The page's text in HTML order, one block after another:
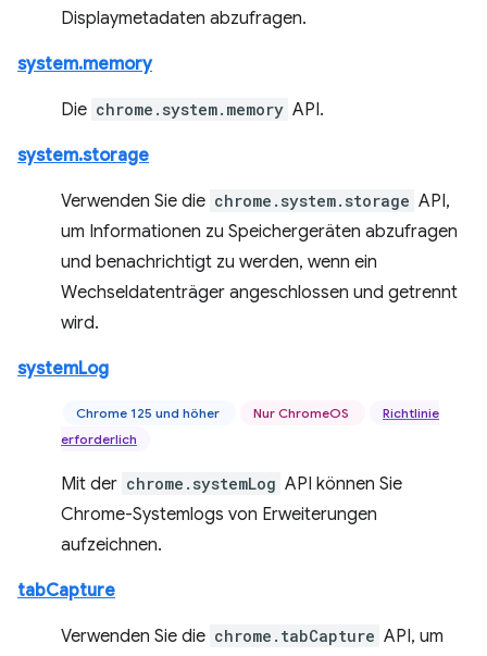
Displaymetadaten abzufragen.
system.memory
Die chrome.system.memory API.
system.storage
Verwenden Sie die chrome.system.storage API,
um Informationen zu Speichergeräten abzufragen
und benachrichtigt zu werden, wenn ein
Wechseldatenträger angeschlossen und getrennt
wird.
systemLog
Chrome 125 und höher Nur ChromeOS
Richtlinie
erforderlich
Mit der chrome.systemLog API können Sie
Chrome-Systemlogs von Erweiterungen
aufzeichnen.
tabCapture
Verwenden Sie die chrome.tabCapture API, um